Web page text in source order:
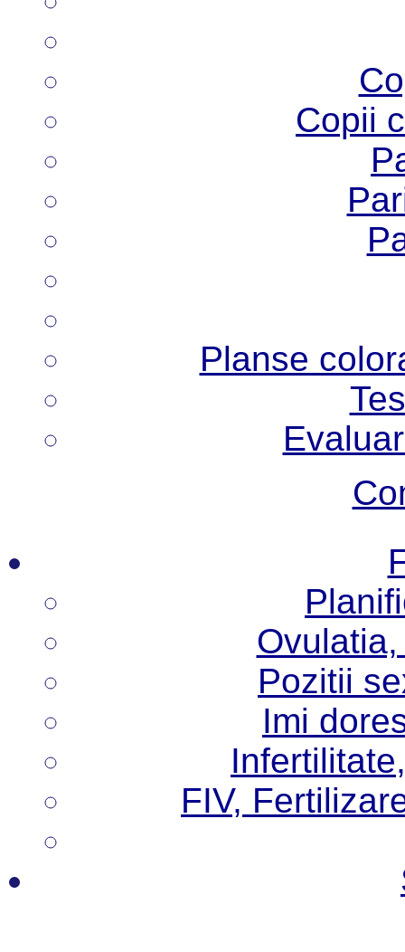
Copii
Planse
Pozitii
Imi
FIV,